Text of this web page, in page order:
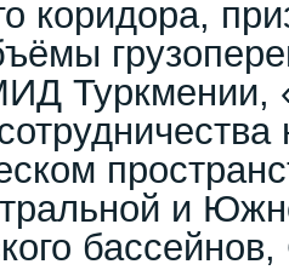
коридора,
Туркмении,
и